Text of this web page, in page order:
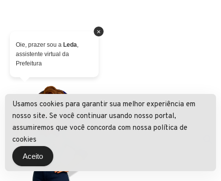
×
Oie, prazer sou a Leda,
assistente virtual da
Prefeitura
Usamos cookies para garantir sua melhor experiência em
nosso site. Se você continuar usando nosso portal,
assumiremos que você concorda com nossa política de
cookies
Aceito